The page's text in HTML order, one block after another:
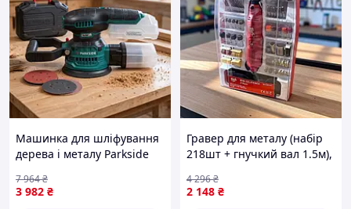
Машинка для шліфування
дерева і металу Parkside
3 982 ₴
7 964₴
Гравер для металу (набір
218шт + гнучкий вал 1.5м),
для дому, Гравер по
дереву, FBK
2 148 ₴
4 296₴